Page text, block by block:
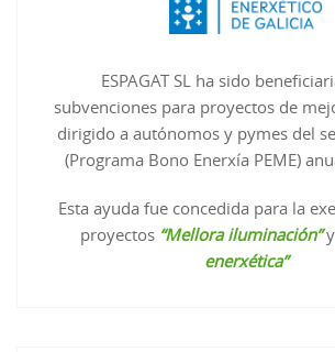
ESPAGAT SL ha sido
subvenciones para proyectos de
dirigido a autónomos y pymes del
(Programa Bono Enerxía PEME)
Esta ayuda fue concedida para la
proyectos “Mellora iluminación”y
enerxética”